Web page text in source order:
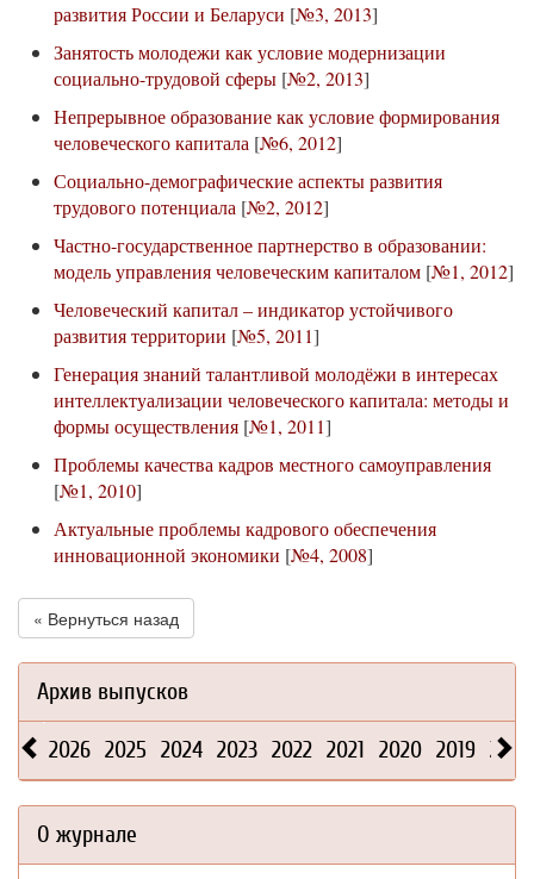
развития России и Беларуси [№3, 2013]
Занятость молодежи как условие модернизации
социально-трудовой сферы [№2, 2013]
Непрерывное образование как условие формирования
человеческого капитала [№6, 2012]
Социально-демографические аспекты развития
трудового потенциала [№2, 2012]
Частно-государственное партнерство в образовании:
модель управления человеческим капиталом [№1, 2012]
Человеческий капитал – индикатор устойчивого
развития территории [№5, 2011]
Генерация знаний талантливой молодёжи в интересах
интеллектуализации человеческого капитала: методы и
формы осуществления [№1, 2011]
Проблемы качества кадров местного самоуправления
[№1, 2010]
Актуальные проблемы кадрового обеспечения
инновационной экономики [№4, 2008]
« Вернуться назад
Архив выпусков
2026 2025 2024 2023 2022 2021 2020 2019 2018
О журнале